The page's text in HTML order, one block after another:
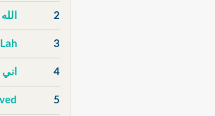
2
3
4
5